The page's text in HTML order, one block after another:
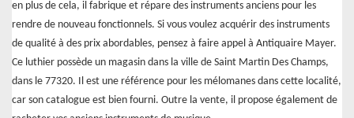
en plus de cela, il fabrique et répare des instruments anciens pour les
rendre de nouveau fonctionnels. Si vous voulez acquérir des instruments
de qualité à des prix abordables, pensez à faire appel à Antiquaire Mayer.
Ce luthier possède un magasin dans la ville de Saint Martin Des Champs,
dans le 77320. Il est une référence pour les mélomanes dans cette localité,
car son catalogue est bien fourni. Outre la vente, il propose également de